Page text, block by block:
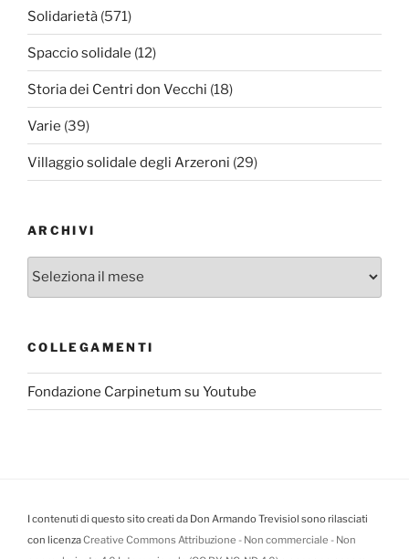
Solidarietà (571)
Spaccio solidale (12)
Storia dei Centri don Vecchi (18)
Varie (39)
Villaggio solidale degli Arzeroni (29)
ARCHIVI
Archivi
COLLEGAMENTI
Fondazione Carpinetum su Youtube
I contenuti di questo sito creati da Don Armando Trevisiol sono rilasciati
con licenzaCreative Commons Attribuzione - Non commerciale - Non